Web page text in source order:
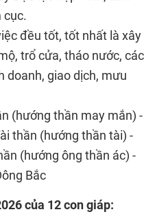
cục.
đều tốt, tốt nhất là xây
trổ cửa, tháo nước, các
doanh, giao dịch, mưu
(hướng thần may mắn) -
thần (hướng thần tài) -
(hướng ông thần ác) -
Bắc
của 12 con giáp: